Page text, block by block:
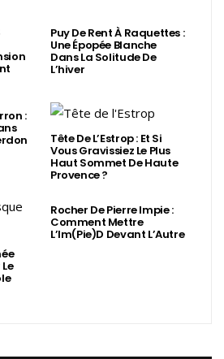
Puy De Rent À Raquettes :
Une Épopée Blanche
Dans La Solitude De
L’hiver
:
Tête De L’Estrop : Et Si
Vous Gravissiez Le Plus
Haut Sommet De Haute
Provence ?
Rocher De Pierre Impie :
Comment Mettre
L’Im(Pie)d Devant L’Autre